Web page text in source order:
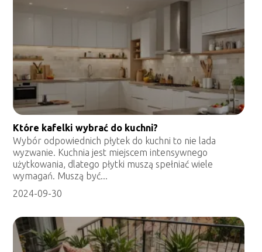
Które kafelki wybrać do kuchni?
Wybór odpowiednich płytek do kuchni to nie lada
wyzwanie. Kuchnia jest miejscem intensywnego
użytkowania, dlatego płytki muszą spełniać wiele
wymagań. Muszą być...
2024-09-30